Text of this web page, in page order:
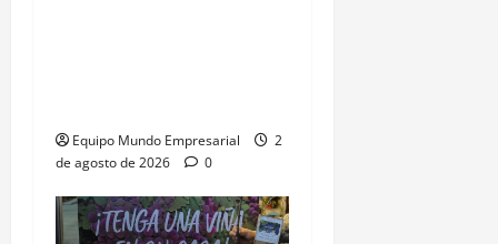
Equipo Mundo Empresarial
2
de agosto de 2026
0